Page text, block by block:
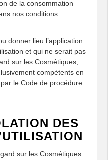
de la consommation
nos conditions
donner lieu l’application
et qui ne serait pas
sur les Cosmétiques,
compétents en
le Code de procédure
DES
sur les Cosmétiques